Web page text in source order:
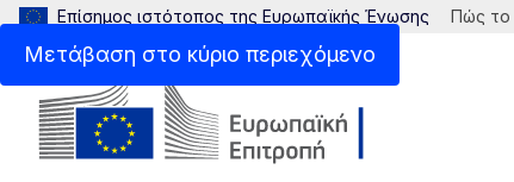
Μετάβαση στο κύριο περιεχόμενο
Επίσημος ιστότοπος της Ευρωπαϊκής Ένωσης Πώς το